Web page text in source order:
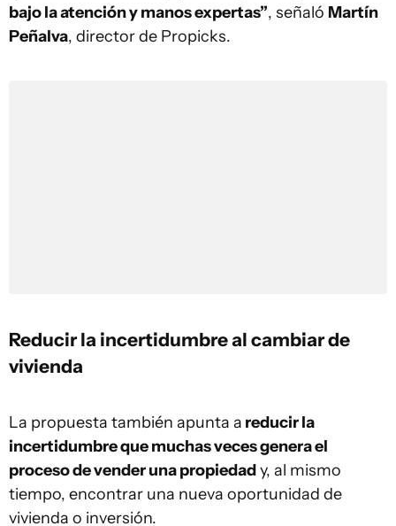
bajo la atención y manos expertas”, señaló Martín
Peñalva, director de Propicks.
Reducir la incertidumbre al cambiar de
vivienda
La propuesta también apunta a reducir la
incertidumbre que muchas veces genera el
proceso de vender una propiedady, al mismo
tiempo, encontrar una nueva oportunidad de
vivienda o inversión.